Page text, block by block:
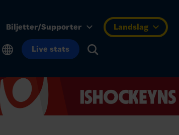
Biljetter/Supporter Landslag
Live stats